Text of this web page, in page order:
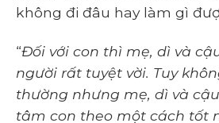
không đi đâu hay làm gì
“Đối với con thì mẹ, dì và
người rất tuyệt vời. Tuy
thường nhưng mẹ, dì và
tâm con theo một cách tốt